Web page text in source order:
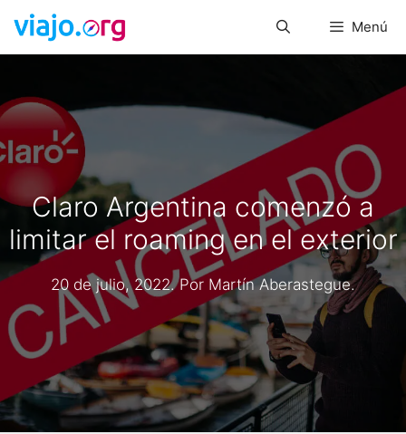
Saltar
contenido
Menú
Claro Argentina comenzó a
limitar el roaming en el exterior
20 de julio, 2022. Por Martín Aberastegue.